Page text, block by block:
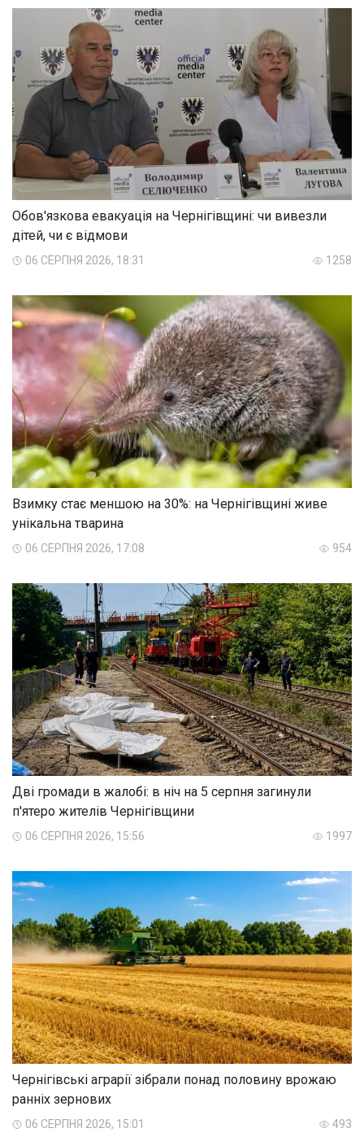
Обов'язкова евакуація на Чернігівщині: чи вивезли
дітей, чи є відмови
06 СЕРПНЯ 2026, 18:31 1258
Взимку стає меншою на 30%: на Чернігівщині живе
унікальна тварина
06 СЕРПНЯ 2026, 17:08 954
Дві громади в жалобі: в ніч на 5 серпня загинули
п'ятеро жителів Чернігівщини
06 СЕРПНЯ 2026, 15:56 1997
Чернігівські аграрії зібрали понад половину врожаю
ранніх зернових
06 СЕРПНЯ 2026, 15:01 493